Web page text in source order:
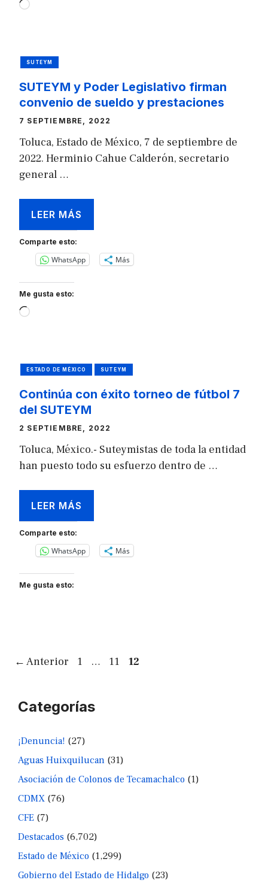
Loading…
SUTEYM
SUTEYM y Poder Legislativo firman
convenio de sueldo y prestaciones
7 SEPTIEMBRE, 2022
Toluca, Estado de México, 7 de septiembre de
2022. Herminio Cahue Calderón, secretario
general …
LEER MÁS
Comparte esto:
WhatsApp Más
Me gusta esto:
Loading…
ESTADO DE MÉXICO SUTEYM
Continúa con éxito torneo de fútbol 7
del SUTEYM
2 SEPTIEMBRE, 2022
Toluca, México.- Suteymistas de toda la entidad
han puesto todo su esfuerzo dentro de …
LEER MÁS
Comparte esto:
WhatsApp Más
Me gusta esto:
← Anterior Página
1 … Página
11 Página
12
Categorías
¡Denuncia! (27)
Aguas Huixquilucan (31)
Asociación de Colonos de Tecamachalco (1)
CDMX (76)
CFE (7)
Destacados (6,702)
Estado de México (1,299)
Gobierno del Estado de Hidalgo (23)